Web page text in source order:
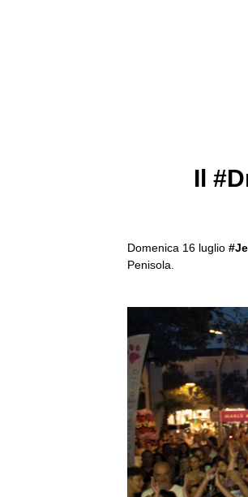
Il
Domenica 16 luglio
Penisola.